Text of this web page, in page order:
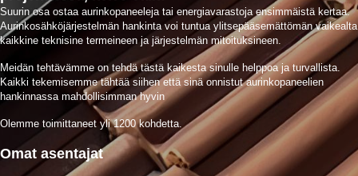
Suurin osa ostaa aurinkopaneeleja tai energiavarastoja ensimmäistä kertaa.
Aurinkosähköjärjestelmän hankinta voi tuntua ylitsepääsemättömän vaikealta
kaikkine teknisine termeineen ja järjestelmän mitoituksineen.
Meidän tehtävämme on tehdä tästä kaikesta sinulle helppoa ja turvallista.
Kaikki tekemisemme tähtää siihen että sinä onnistut aurinkopaneelien
hankinnassa mahdollisimman hyvin
Olemme toimittaneet yli 1200 kohdetta.
Omat asentajat